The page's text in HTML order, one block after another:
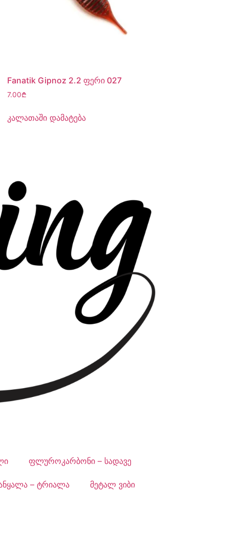
Fanatik Gipnoz 2.2 ფერი 027
7.00₾
კალათაში დამატება
ფლუროკარბონი – სადავე
– ტრიალა მეტალ ვიბი